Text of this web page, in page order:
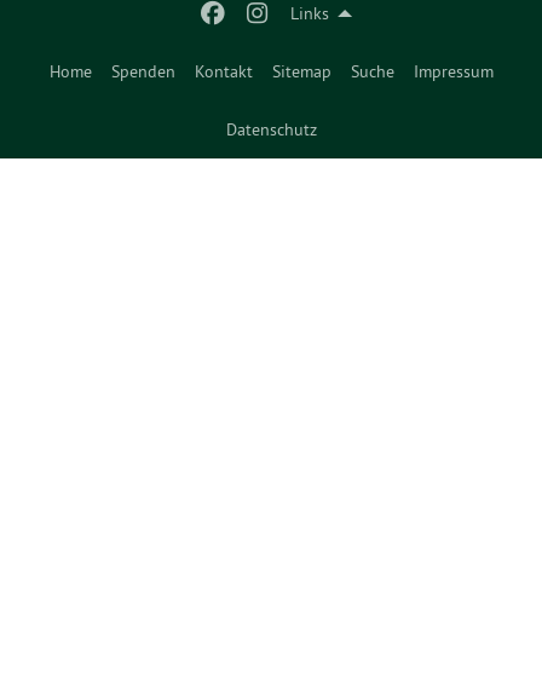
Links
Home Spenden Kontakt Sitemap Suche Impressum
Datenschutz